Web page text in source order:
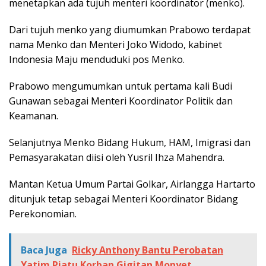
menetapkan ada tujuh menteri koordinator (menko).
Dari tujuh menko yang diumumkan Prabowo terdapat
nama Menko dan Menteri Joko Widodo, kabinet
Indonesia Maju menduduki pos Menko.
Prabowo mengumumkan untuk pertama kali Budi
Gunawan sebagai Menteri Koordinator Politik dan
Keamanan.
Selanjutnya Menko Bidang Hukum, HAM, Imigrasi dan
Pemasyarakatan diisi oleh Yusril Ihza Mahendra.
Mantan Ketua Umum Partai Golkar, Airlangga Hartarto
ditunjuk tetap sebagai Menteri Koordinator Bidang
Perekonomian.
Baca Juga Ricky Anthony Bantu Perobatan